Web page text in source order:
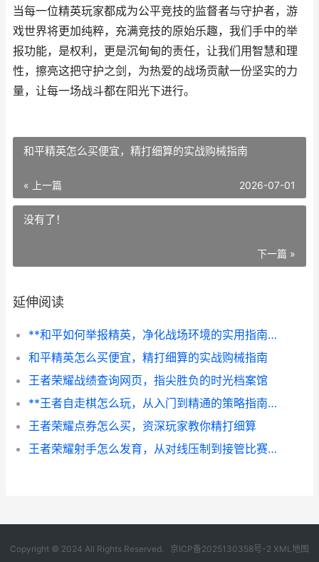
当每一位精英玩家都成为公平竞技的监督者与守护者，游
戏世界将更加纯粹，充满竞技的原始乐趣，我们手中的举
报功能，是权利，更是沉甸甸的责任，让我们用智慧和理
性，擦亮这把守护之剑，为热爱的战场贡献一份坚实的力
量，让每一场战斗都在阳光下进行。
和平精英怎么买便宜，精打细算的实战购械指南
« 上一篇 2026-07-01
没有了！
下一篇 »
延伸阅读
**和平如何举报精英，净化战场环境的实用指南，副标题，携手维护公平竞技新生态**
和平精英怎么买便宜，精打细算的实战购械指南
王者荣耀战绩查询网页，指尖胜负的时光档案馆
**王者自走棋怎么玩，从入门到精通的策略指南**
王者荣耀点券怎么买，资深玩家教你精打细算
王者荣耀射手怎么发育，从对线压制到接管比赛的全面指南，副标题，稳健发育与强势carry的进阶之路
Copyright © 2024 All Rights Reserved. 京ICP备2025130358号-2 XML地图